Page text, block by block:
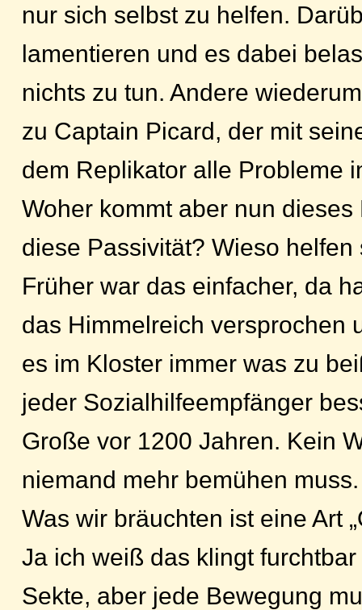
nur sich selbst zu helfen.
lamentieren und es dabei
nichts zu tun. Andere
zu Captain Picard, der mit
dem Replikator alle Probleme
Woher kommt aber nun dieses
diese Passivität? Wieso helfen
Früher war das einfacher, da
das Himmelreich versprochen
es im Kloster immer was zu
jeder Sozialhilfeempfänger
Große vor 1200 Jahren. Kein
niemand mehr bemühen muss.
Was wir bräuchten ist eine Art
Ja ich weiß das klingt
Sekte, aber jede Bewegung